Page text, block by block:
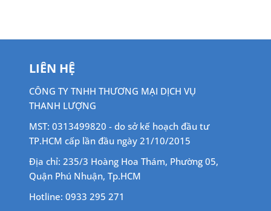
LIÊN HỆ
CÔNG TY TNHH THƯƠNG MẠI DỊCH VỤ
THANH LƯỢNG
MST: 0313499820 - do sở kế hoạch đầu tư
TP.HCM cấp lần đầu ngày 21/10/2015
Địa chỉ: 235/3 Hoàng Hoa Thám, Phường 05,
Quận Phú Nhuận, Tp.HCM
Hotline: 0933 295 271